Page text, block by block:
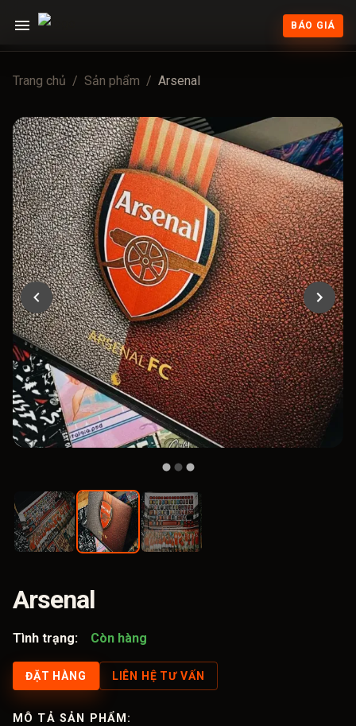
BÁO GIÁ
Trang chủ / Sản phẩm / Arsenal
Arsenal
Tình trạng: Còn hàng
ĐẶT HÀNG LIÊN HỆ TƯ VẤN
MÔ TẢ SẢN PHẨM: